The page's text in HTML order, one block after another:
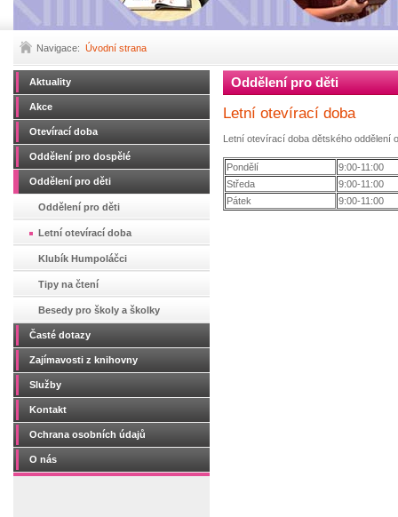
Navigace: Úvodní strana
Aktuality
Akce
Otevírací doba
Oddělení pro dospělé
Oddělení pro děti
Oddělení pro děti
Letní otevírací doba
Klubík Humpoláčci
Tipy na čtení
Besedy pro školy a školky
Časté dotazy
Zajímavosti z knihovny
Služby
Kontakt
Ochrana osobních údajů
O nás
Oddělení pro děti
Letní otevírací doba
Letní otevírací doba dětského oddělení
Pondělí
9:00-11:00
Středa
9:00-11:00
Pátek
9:00-11:00